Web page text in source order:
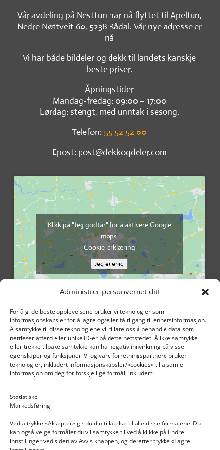
Administrer personvernet ditt
For å gi de beste opplevelsene bruker vi teknologier som
informasjonskapsler for å lagre og/eller få tilgang til enhetsinformasjon.
Å samtykke til disse teknologiene vil tillate oss å behandle data som
nettleser atferd eller unike ID-er på dette nettstedet. Å ikke samtykke
eller trekke tilbake samtykke kan ha negativ innvirkning på visse
egenskaper og funksjoner. Vi og våre forretningspartnere bruker
teknologier, inkludert informasjonskapsler/«cookies» til å samle
informasjon om deg for forskjellige formål, inkludert:
Statistiske
Markedsføring
Ved å trykke «Aksepter» gir du din tillatelse til alle disse formålene. Du
kan også velge formålet du vil samtykke til ved å klikke på Endre
innstillinger ved siden av Avvis knappen, og deretter trykke «Lagre
Vår avdeling på Nesttun har nå flyttet til Apeltun,
Nedre Nøttveit 60, 5238 Rådal. Vår nye adresse er
nå
Vi har både bildeler og dekk til landets kanskje
beste priser.
Åpningstider
Mandag-fredag: 09:00 – 17:00
Lørdag: stengt, med unntak i sesong.
Telefon: 55 52 52 00
Epost: post@dekkogdeler.com
Klikk på "Jeg godtar" for å aktivere Google
maps
Cookie-erklæring
Jeg er enig